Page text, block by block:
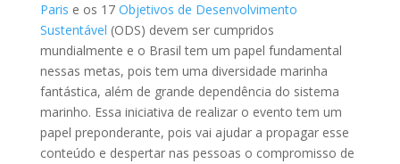
Paris e os 17 Objetivos de Desenvolvimento
Sustentável (ODS) devem ser cumpridos
mundialmente e o Brasil tem um papel fundamental
nessas metas, pois tem uma diversidade marinha
fantástica, além de grande dependência do sistema
marinho. Essa iniciativa de realizar o evento tem um
papel preponderante, pois vai ajudar a propagar esse
conteúdo e despertar nas pessoas o compromisso de